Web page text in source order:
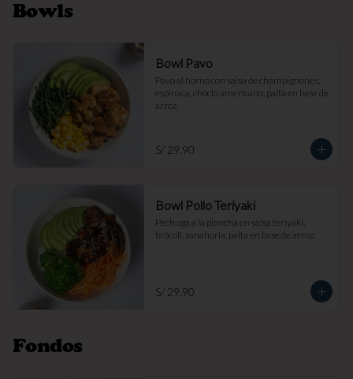
Bowls
Bowl Pavo
Pavo al horno con salsa de champignones,
espinaca, choclo americano, palta en base de
arroz.
S/ 29.90
Bowl Pollo Teriyaki
Pechuga a la plancha en salsa teriyaki,
brócoli, zanahoria, palta en base de arroz.
S/ 29.90
Fondos